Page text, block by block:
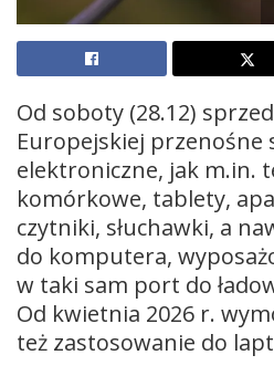
Od soboty (28.12)
Europejskiej przenośne
elektroniczne, jak m.in.
komórkowe, tablety,
czytniki, słuchawki, a
do komputera,
w taki sam port do
Od kwietnia 2026 r.
też zastosowanie do